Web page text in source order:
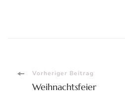
Vorheriger Beitrag
Weihnachtsfeier